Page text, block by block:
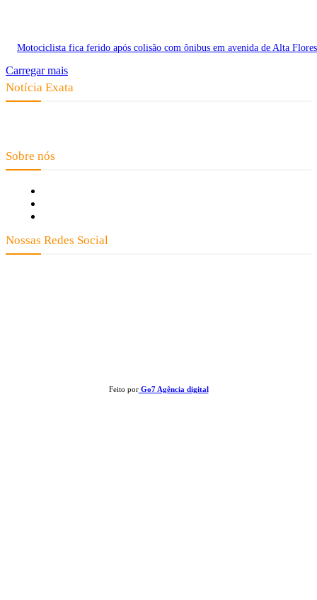
Motociclista fica ferido após colisão com ônibus em avenida de Alta
Carregar mais
Notícia Exata
Sobre nós
Nossas Redes Social
Feito porGo7 Agência digital